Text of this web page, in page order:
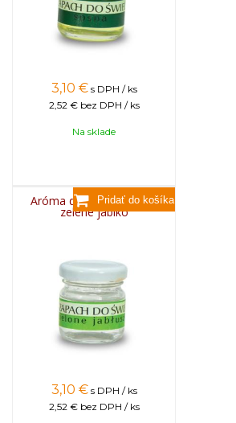
3,10 € s DPH / ks
2,52 € bez DPH / ks
Na sklade
Aróma do sviečok, 25g -
zelené jablko
3,10 € s DPH / ks
2,52 € bez DPH / ks